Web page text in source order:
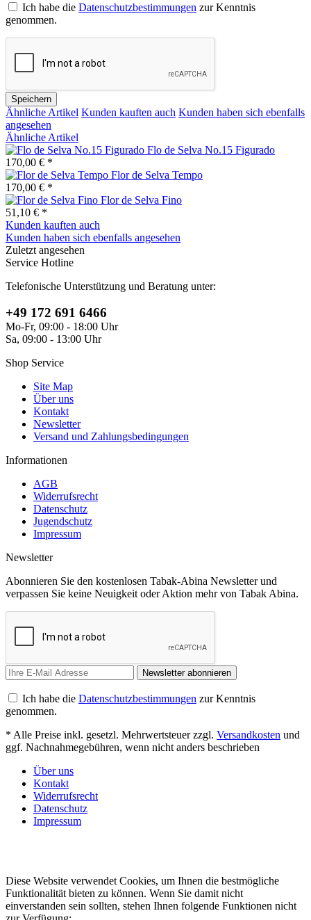
Ich habe die Datenschutzbestimmungen zur Kenntnis
genommen.
Speichern
Ähnliche Artikel Kunden kauften auch Kunden haben sich ebenfalls
angesehen
Ähnliche Artikel
Flo de Selva No.15 Figurado
170,00 € *
Flor de Selva Tempo
170,00 € *
Flor de Selva Fino
51,10 € *
Kunden kauften auch
Kunden haben sich ebenfalls angesehen
Zuletzt angesehen
Service Hotline
Telefonische Unterstützung und Beratung unter:
+49 172 691 6466
Mo-Fr, 09:00 - 18:00 Uhr
Sa, 09:00 - 13:00 Uhr
Shop Service
Site Map
Über uns
Kontakt
Newsletter
Versand und Zahlungsbedingungen
Informationen
AGB
Widerrufsrecht
Datenschutz
Jugendschutz
Impressum
Newsletter
Abonnieren Sie den kostenlosen Tabak-Abina Newsletter und
verpassen Sie keine Neuigkeit oder Aktion mehr von Tabak Abina.
Newsletter abonnieren
Ich habe die Datenschutzbestimmungen zur Kenntnis
genommen.
* Alle Preise inkl. gesetzl. Mehrwertsteuer zzgl. Versandkosten und
ggf. Nachnahmegebühren, wenn nicht anders beschrieben
Über uns
Kontakt
Widerrufsrecht
Datenschutz
Impressum
Diese Website verwendet Cookies, um Ihnen die bestmögliche
Funktionalität bieten zu können. Wenn Sie damit nicht
einverstanden sein sollten, stehen Ihnen folgende Funktionen nicht